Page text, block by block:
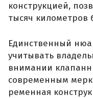
конструкцией,
тысяч километров
Единственный
учитывать
внимании
современным
ременная